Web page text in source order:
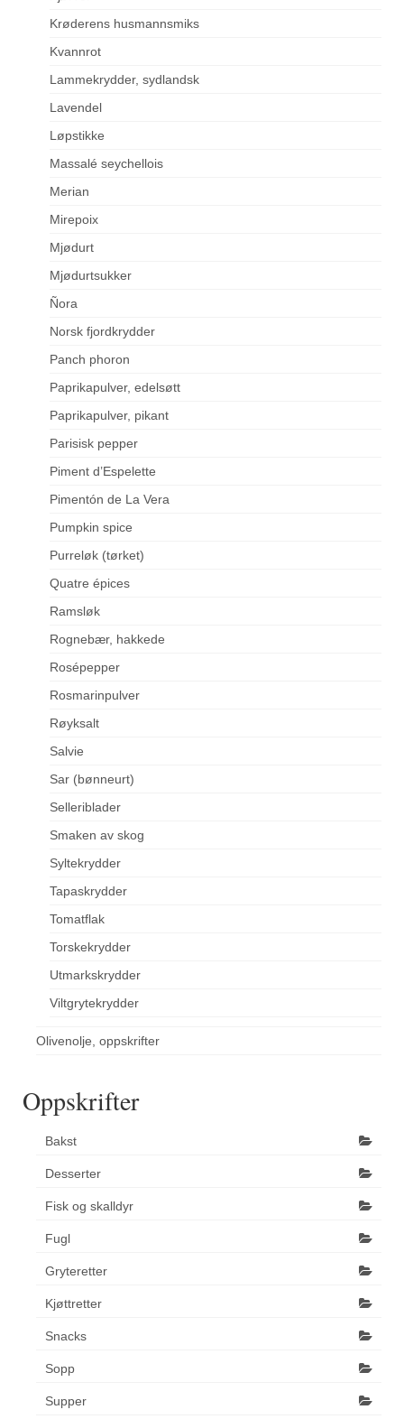
Krøderens husmannsmiks
Kvannrot
Lammekrydder, sydlandsk
Lavendel
Løpstikke
Massalé seychellois
Merian
Mirepoix
Mjødurt
Mjødurtsukker
Ñora
Norsk fjordkrydder
Panch phoron
Paprikapulver, edelsøtt
Paprikapulver, pikant
Parisisk pepper
Piment d’Espelette
Pimentón de La Vera
Pumpkin spice
Purreløk (tørket)
Quatre épices
Ramsløk
Rognebær, hakkede
Rosépepper
Rosmarinpulver
Røyksalt
Salvie
Sar (bønneurt)
Selleriblader
Smaken av skog
Syltekrydder
Tapaskrydder
Tomatflak
Torskekrydder
Utmarkskrydder
Viltgrytekrydder
Olivenolje, oppskrifter
Oppskrifter
Bakst
Desserter
Fisk og skalldyr
Fugl
Gryteretter
Kjøttretter
Snacks
Sopp
Supper